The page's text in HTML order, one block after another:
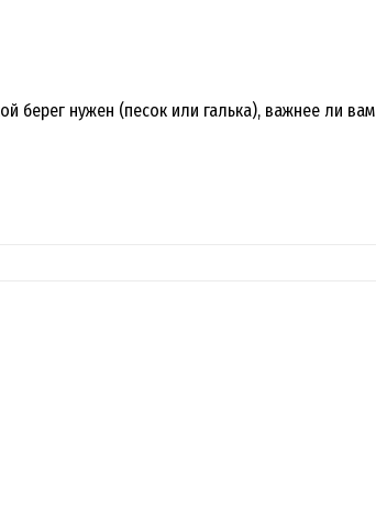
берег нужен (песок или галька), важнее ли вам